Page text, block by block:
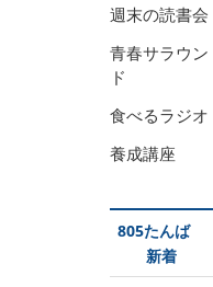
週末の読書会
青春サラウン
ド
食べるラジオ
養成講座
805たんば
新着